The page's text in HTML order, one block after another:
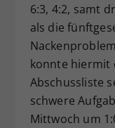
6:3, 4:2, samt
als die
konnte hiermit
Abschussliste
schwere
Mittwoch um